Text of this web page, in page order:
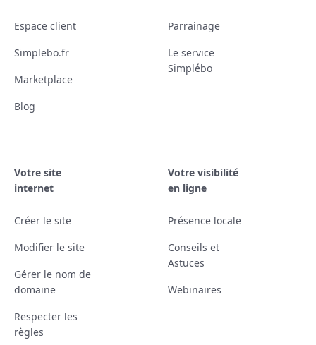
Espace client
Simplebo.fr
Marketplace
Blog
Parrainage
Le service
Simplébo
Votre site
internet
Créer le site
Modifier le site
Gérer le nom de
domaine
Respecter les
règles
Votre visibilité
en ligne
Présence locale
Conseils et
Astuces
Webinaires